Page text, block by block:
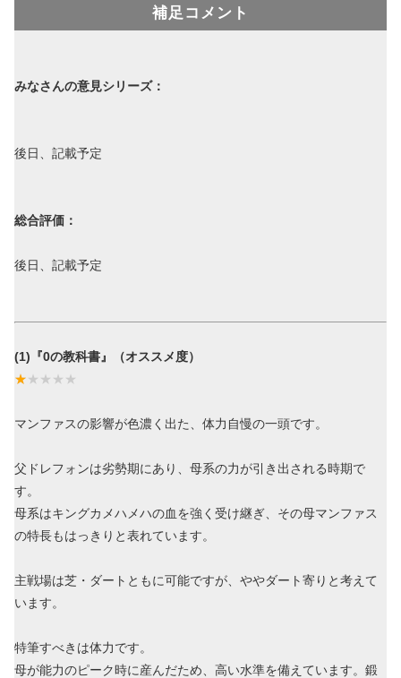
補足コメント
みなさんの意見シリーズ：
後日、記載予定
総合評価：
後日、記載予定
(1)『0の教科書』（オススメ度）
マンファスの影響が色濃く出た、体力自慢の一頭です。
父ドレフォンは劣勢期にあり、母系の力が引き出される時期で
す。
母系はキングカメハメハの血を強く受け継ぎ、その母マンファス
の特長もはっきりと表れています。
主戦場は芝・ダートともに可能ですが、ややダート寄りと考えて
います。
特筆すべきは体力です。
母が能力のピーク時に産んだため、高い水準を備えています。鍛